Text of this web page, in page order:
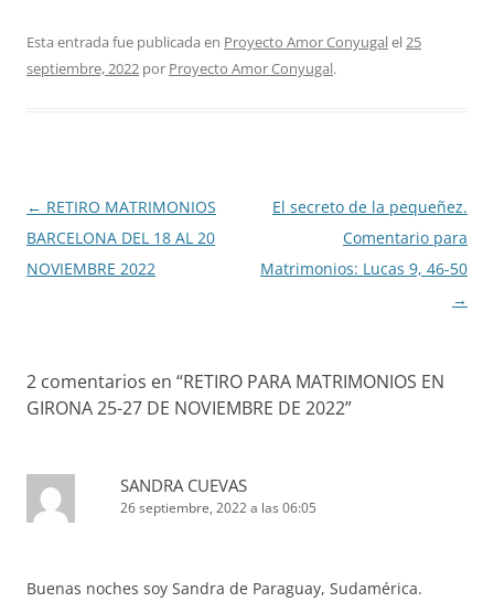
Esta entrada fue publicada en Proyecto Amor Conyugalel25
septiembre, 2022 por Proyecto Amor Conyugal.
Navegación
de
entradas
← RETIRO MATRIMONIOS
BARCELONA DEL 18 AL 20
NOVIEMBRE 2022
El secreto de la pequeñez.
Comentario para
Matrimonios: Lucas 9, 46-50
→
2 comentarios en “RETIRO PARA MATRIMONIOS EN
GIRONA 25-27 DE NOVIEMBRE DE 2022”
SANDRA CUEVAS
26 septiembre, 2022 a las 06:05
Buenas noches soy Sandra de Paraguay, Sudamérica.